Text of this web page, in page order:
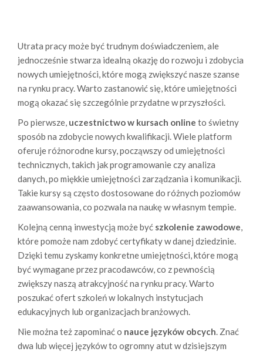
Utrata pracy może być trudnym doświadczeniem, ale
jednocześnie stwarza idealną okazję do rozwoju i zdobycia
nowych umiejętności, które mogą zwiększyć nasze szanse
na rynku pracy. Warto zastanowić się, które umiejętności
mogą okazać się szczególnie przydatne w przyszłości.
Po pierwsze, uczestnictwo w kursach online to świetny
sposób na zdobycie nowych kwalifikacji. Wiele platform
oferuje różnorodne kursy, począwszy od umiejętności
technicznych, takich jak programowanie czy analiza
danych, po miękkie umiejętności zarządzania i komunikacji.
Takie kursy są często dostosowane do różnych poziomów
zaawansowania, co pozwala na naukę w własnym tempie.
Kolejną cenną inwestycją może być szkolenie zawodowe,
które pomoże nam zdobyć certyfikaty w danej dziedzinie.
Dzięki temu zyskamy konkretne umiejętności, które mogą
być wymagane przez pracodawców, co z pewnością
zwiększy naszą atrakcyjność na rynku pracy. Warto
poszukać ofert szkoleń w lokalnych instytucjach
edukacyjnych lub organizacjach branżowych.
Nie można też zapominać o nauce języków obcych. Znać
dwa lub więcej języków to ogromny atut w dzisiejszym